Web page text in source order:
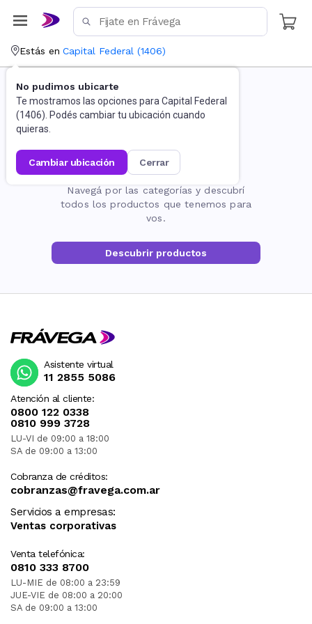
Estás en Capital Federal (1406)
No pudimos ubicarte
Te mostramos las opciones para Capital Federal
(1406). Podés cambiar tu ubicación cuando
quieras.
cambiar ubicación cerrar
La página no existe
Navegá por las categorías y descubrí
todos los productos que tenemos para
vos.
Descubrir productos
Atención al cliente:
0800 122 0338
0810 999 3728
LU-VI de 09:00 a 18:00
SA de 09:00 a 13:00
Cobranza de créditos:
cobranzas@fravega.com.ar
Servicios a empresas:
Ventas corporativas
Venta telefónica:
0810 333 8700
LU-MIE de 08:00 a 23:59
JUE-VIE de 08:00 a 20:00
SA de 09:00 a 13:00
Asistente virtual
11 2855 5086